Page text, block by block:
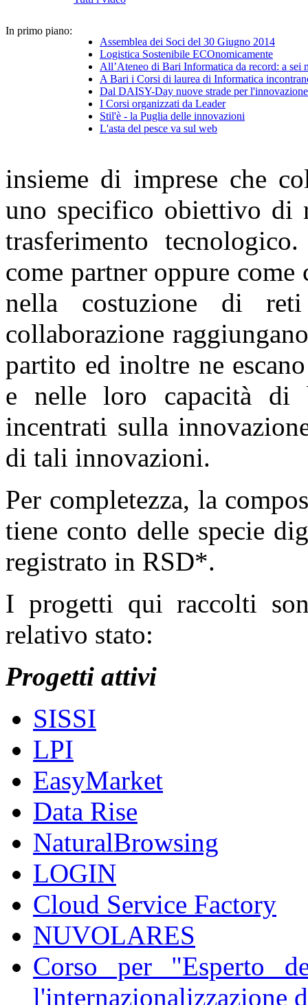
In primo piano:
Assemblea dei Soci del 30 Giugno 2014
Logistica Sostenibile ECOnomicamente
All’Ateneo di Bari Informatica da record: a sei
A Bari i Corsi di laurea di Informatica
Dal DAISY-Day nuove strade per
I Corsi organizzati da Leader
Stil'è - la Puglia delle innovazioni
L'asta del pesce va sul web
insieme di imprese che
uno specifico obiettivo di
trasferimento
come partner oppure come
nella costuzione di
collaborazione
partito ed inoltre ne
e nelle loro capacità di
incentrati sulla
di tali innovazioni.
Per completezza, la
tiene conto delle specie
registrato in RSD*.
I progetti qui raccolti
relativo stato:
Progetti attivi
SISSI
LPI
EasyMarket
Data Rise
NaturalBrowsing
LOGIN
Cloud Service Factory
NUVOLARES
Corso per "Esperto
l'internazionalizzazione